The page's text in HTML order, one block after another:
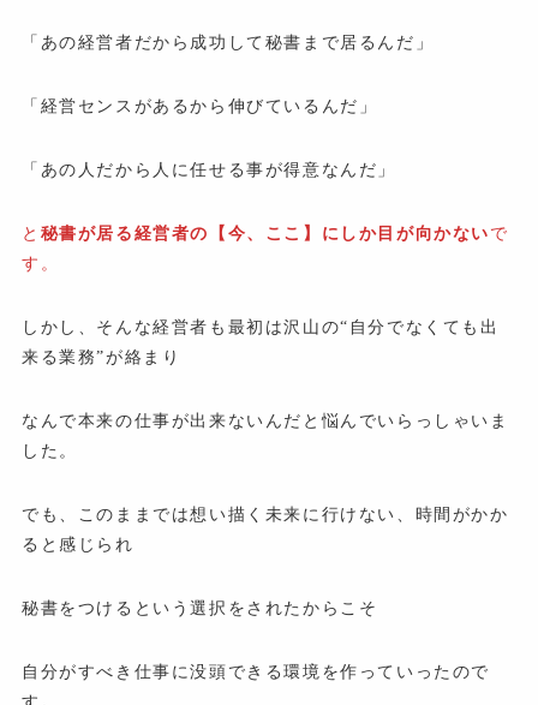
「あの経営者だから成功して秘書まで居るんだ」
「経営センスがあるから伸びているんだ」
「あの人だから人に任せる事が得意なんだ」
と 秘書が居る経営者の【今、ここ】にしか目が向かない で
す。
しかし、そんな経営者も最初は沢山の“自分でなくても出
来る業務”が絡まり
なんで本来の仕事が出来ないんだと悩んでいらっしゃいま
した。
でも、このままでは想い描く未来に行けない、時間がかか
ると感じられ
秘書をつけるという選択をされたからこそ
自分がすべき仕事に没頭できる環境を作っていったので